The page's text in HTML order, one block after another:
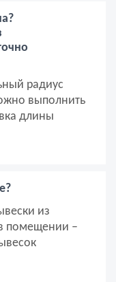
радиус
выполнить
длины
Также нельзя
поверх
из
помещении –
при
из